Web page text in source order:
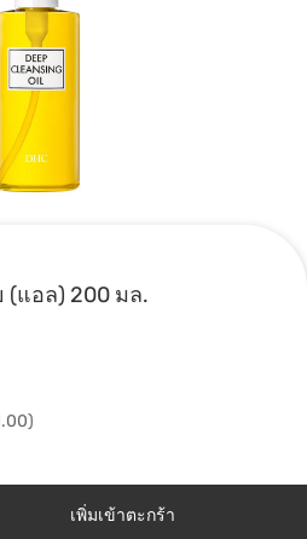
(แอล) 200 มล.
เพิ่มเข้าตะกร้า